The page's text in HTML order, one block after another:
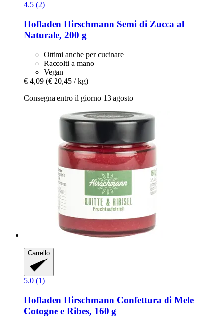
4.5 (2)
Hofladen Hirschmann Semi di Zucca al
Naturale, 200 g
Ottimi anche per cucinare
Raccolti a mano
Vegan
€ 4,09 (€ 20,45 / kg)
Consegna entro il giorno 13 agosto
Carrello
5.0 (1)
Hofladen Hirschmann Confettura di Mele
Cotogne e Ribes, 160 g